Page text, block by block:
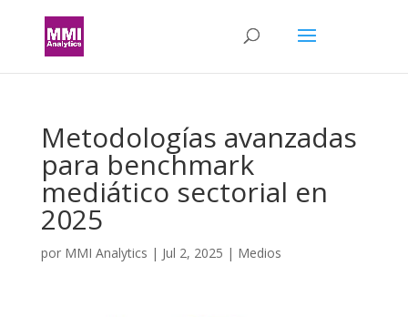
Metodologías avanzadas
para benchmark
mediático sectorial en
2025
por MMI Analytics | Jul 2, 2025 | Medios